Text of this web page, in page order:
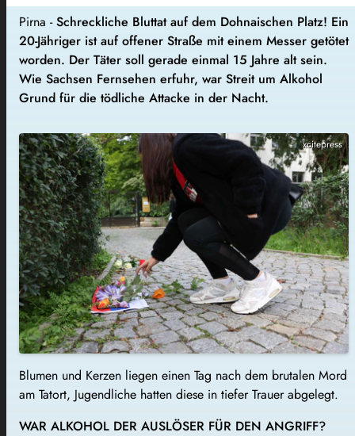
Pirna -Schreckliche Bluttat auf dem Dohnaischen Platz! Ein
20-Jähriger ist auf offener Straße mit einem Messer getötet
worden. Der Täter soll gerade einmal 15 Jahre alt sein.
Wie Sachsen Fernsehen erfuhr, war Streit um Alkohol
Grund für die tödliche Attacke in der Nacht.
xcitepress
Blumen und Kerzen liegen einen Tag nach dem brutalen Mord
am Tatort, Jugendliche hatten diese in tiefer Trauer abgelegt.
WAR ALKOHOL DER AUSLÖSER FÜR DEN ANGRIFF?